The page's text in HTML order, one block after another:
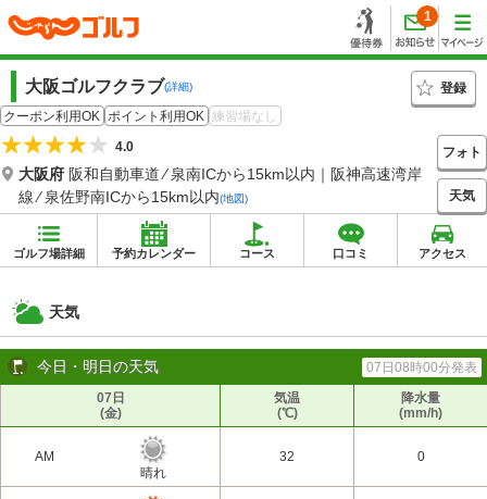
1
大阪ゴルフクラブ(詳細)
登録
クーポン利用OK ポイント利用OK 練習場なし
4.0
大阪府 阪和自動車道 ⁄ 泉南ICから15km以内｜阪神高速湾岸
線 ⁄ 泉佐野南ICから15km以内(地図)
フォト
天気
ゴルフ場詳細 予約カレンダー コース 口コミ アクセス
天気
今日・明日の天気
07日08時00分発表
07日
(金)
気温
(℃)
降水量
(mm/h)
AM
晴れ
32 0